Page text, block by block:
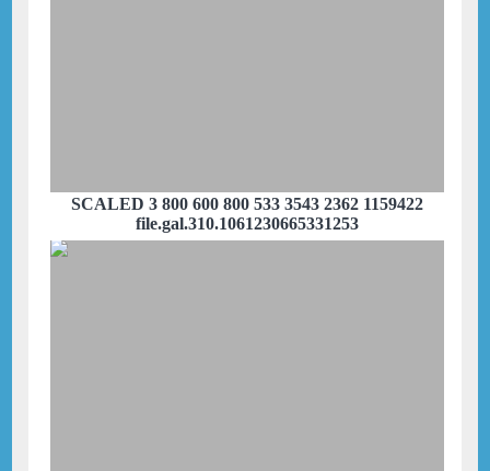
SCALED 3 800 600 800 533 3543 2362 1159422
file.gal.310.1061230665331253